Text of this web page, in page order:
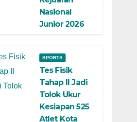
Nasional
Junior 2026
SPORTS
Tes Fisik
Tahap II Jadi
Tolok Ukur
Kesiapan 525
Atlet Kota